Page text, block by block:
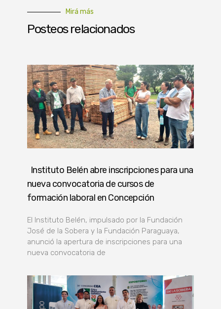
Mirá más
Posteos relacionados
Instituto Belén abre inscripciones para una
nueva convocatoria de cursos de
formación laboral en Concepción
El Instituto Belén, impulsado por la Fundación
José de la Sobera y la Fundación Paraguaya,
anunció la apertura de inscripciones para una
nueva convocatoria de